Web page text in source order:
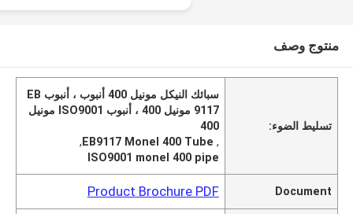
منتوج وصف
تسليط الضوء:
سبائك النيكل مونيل 400 أنبوب ، أنبوب EB
9117 مونيل 400 ، أنبوب ISO9001 مونيل
400
,
EB9117 Monel 400 Tube
,
ISO9001 monel 400 pipe
Document
Product Brochure PDF